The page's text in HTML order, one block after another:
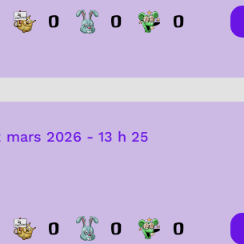
0 0 0
mars 2026 - 13 h 25
0 0 0